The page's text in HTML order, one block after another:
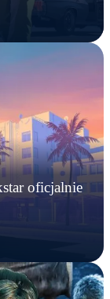
oficjalnie